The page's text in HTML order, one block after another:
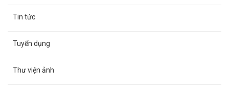
Tin tức
Tuyển dụng
Thư viện ảnh